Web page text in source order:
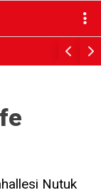
Dim,
Nutuk